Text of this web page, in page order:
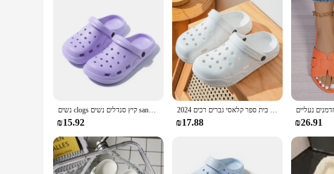
Features:
|Wholesale|
**Unmatched Comfort and Style**
Step into a world of comfort and style with our Zuecos naranja slippers,
of color to any room, while the minimalist design ensures these slippers are
to provide ultimate comfort without compromising on style.
Our Zuecos naranja slippers are not just about aesthetics; they are also
daily use. They are perfect for those looking for a comfortable, yet stylish
friends or family members who appreciate both comfort and style.
**Adaptable to Your Lifestyle**
These slippers are not just for women; they are for anyone who appreciates
wear at home or a fashion-forward individual who values both form and
elegance and a world of comfort wherever you go.
נשים clogs קיץ סנדלים נשים sandals התחתון עבה מגלשות בוץ רך יבש פלטפורמה נעליים גן סנדלים בית
₪15.92
2024 אופנה נשים נעלי בית קיץ חדשות נעלי בית קיץ בחוץ נעלי בית ספר קלאסי גברים רכים
₪17.88 ₪26.91